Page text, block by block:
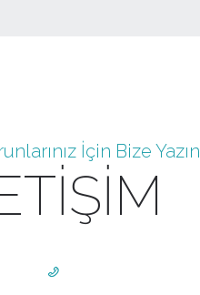
İçin Bize Yazın